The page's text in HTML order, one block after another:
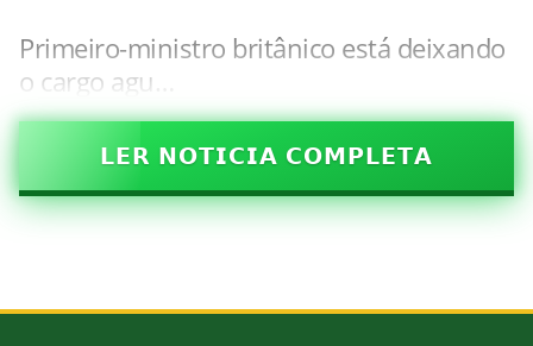
Primeiro-ministro britânico está deixando
o cargo agu…
𝗟𝗘𝗥 𝗡𝗢𝗧𝗜𝗖𝗜𝗔 𝗖𝗢𝗠𝗣𝗟𝗘𝗧𝗔